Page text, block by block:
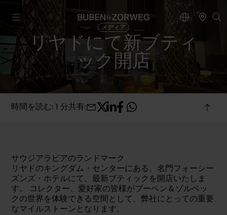
メディア
リヤドにて新ブティ
ック開店
時間を読む: 1 分共有:
サウジアラビアのランドマーク
リヤドのキングダム・センターにある、名門フォーシー
ズンズ・ホテルにて、最新ブティックを開店いたしま
す。 コレクター、愛好家の皆様がブーベン＆ゾルベッ
クの世界を体験できる空間として、弊社にとっての重要
なマイルストーンとなります。